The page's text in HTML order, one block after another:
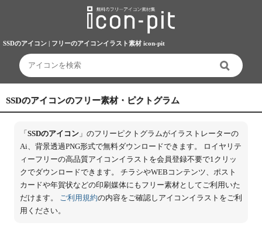
SSDのアイコン | フリーのアイコンイラスト素材 icon-pit
SSDのアイコンのフリー素材・ピクトグラム
「 SSDのアイコン」のフリーピクトグラムがイラストレーターの
Ai、背景透過PNG形式で無料ダウンロードできます。 ロイヤリテ
ィーフリーの高品質アイコンイラストを会員登録不要で1クリッ
クでダウンロードできます。 チラシやWEBコンテンツ、ポスト
カードや年賀状などの印刷媒体にもフリー素材としてご利用いた
だけます。 ご利用規約の内容をご確認しアイコンイラストをご利
用ください。